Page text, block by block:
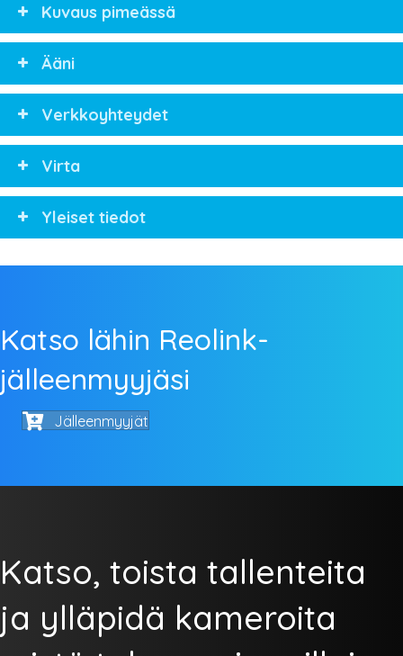
Kuvaus pimeässä
Ääni
Verkkoyhteydet
Virta
Yleiset tiedot
Katso lähin Reolink-
jälleenmyyjäsi
Jälleenmyyjät
Katso, toista tallenteita
ja ylläpidä kameroita